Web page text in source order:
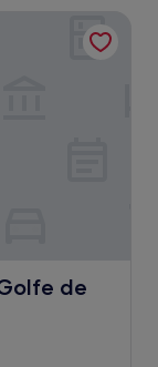
de
106 €
de